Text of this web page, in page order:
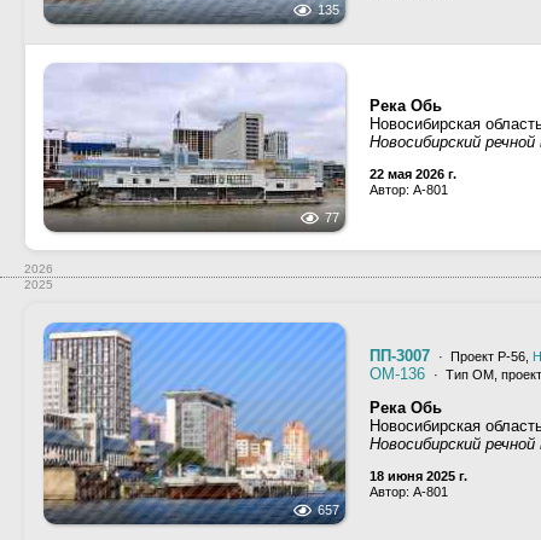
135
77
Река Обь
Новосибирская
Новосибирский речной
22 мая 2026 г.
Автор: A-801
2026
2025
657
ПП-3007 · Проект Р-56,
ОМ-136 · Тип ОМ,
Река Обь
Новосибирская
Новосибирский речной
18 июня 2025 г.
Автор: A-801